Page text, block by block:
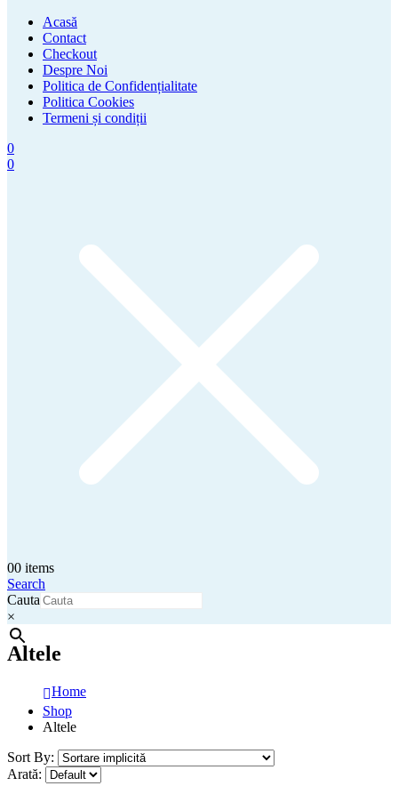
Acasă
Contact
Checkout
Despre Noi
Politica de Confidențialitate
Politica Cookies
Termeni și condiții
0
0
00 items
Search
Cauta
×
Altele
Home
Shop
Altele
Sort By:
Arată: